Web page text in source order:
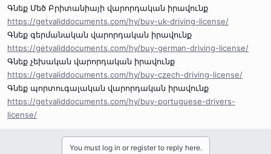
Գնեք Մեծ Բրիտանիայի վարորդական իրավունք
https://getvaliddocuments.com/hy/buy-uk-driving-license/
Գնեք գերմանական վարորդական իրավունք
https://getvaliddocuments.com/hy/buy-german-driving-license/
Գնեք չեխական վարորդական իրավունք
https://getvaliddocuments.com/hy/buy-czech-driving-license/
Գնեք պորտուգալական վարորդական իրավունք
https://getvaliddocuments.com/hy/buy-portuguese-drivers-
license/
You must log in or register to reply here.